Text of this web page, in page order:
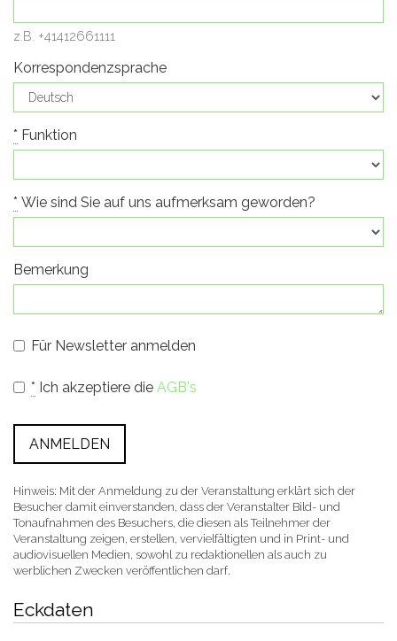
z.B. +41412661111
Korrespondenzsprache
* Funktion
* Wie sind Sie auf uns aufmerksam geworden?
Bemerkung
Für Newsletter anmelden
* Ich akzeptiere die AGB's
Hinweis: Mit der Anmeldung zu der Veranstaltung erklärt sich der
Besucher damit einverstanden, dass der Veranstalter Bild- und
Tonaufnahmen des Besuchers, die diesen als Teilnehmer der
Veranstaltung zeigen, erstellen, vervielfältigten und in Print- und
audiovisuellen Medien, sowohl zu redaktionellen als auch zu
werblichen Zwecken veröffentlichen darf.
Eckdaten